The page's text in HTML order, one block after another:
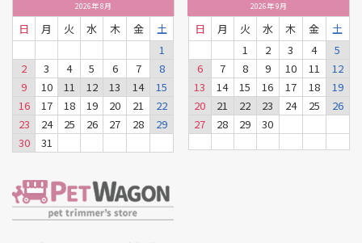
2026年8月
日 月 火 水 木 金
土
1
2
3 4 5 6 7
8
9
10 11 12 13 14
15
16
17 18 19 20 21
22
23
24 25 26 27 28
29
30
31
2026年9月
日 月 火 水 木 金
土
1
2 3 4
5
6
7 8 9 10 11
12
13
14 15 16 17 18
19
20
21 22 23 24 25
26
27
28 29 30